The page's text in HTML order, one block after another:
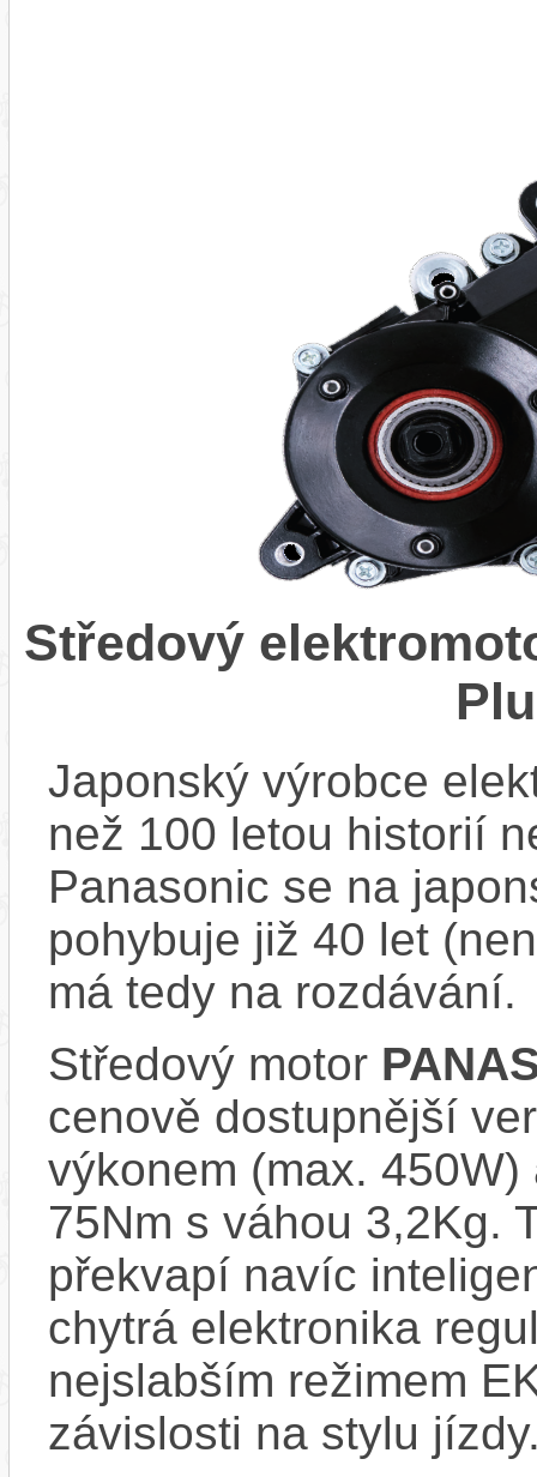
Středový
Japonský výrobce
než 100 letou historií
Panasonic se na
pohybuje již 40 let
má tedy na rozdávání.
Středový motor
cenově dostupnější
výkonem (max.
75Nm s váhou 3,2Kg.
překvapí navíc
chytrá elektronika
nejslabším režimem
závislosti na stylu